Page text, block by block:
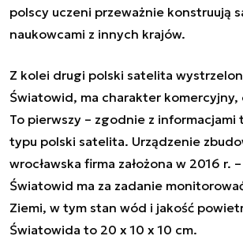
polscy uczeni przeważnie konstruują
naukowcami z innych krajów.
Z kolei drugi polski satelita
Światowid, ma charakter komercyjny,
To pierwszy – zgodnie z
typu polski satelita. Urządzenie
wrocławska firma założona w 2016 r.
Światowid ma za zadanie
Ziemi, w tym stan wód i jakość
Światowida to 20 x 10 x 10 cm.